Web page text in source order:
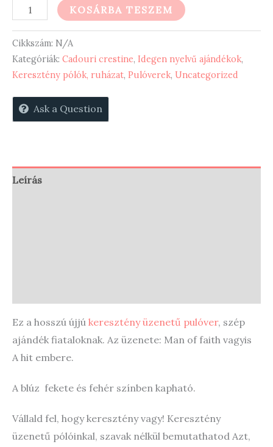
Man
faith
-
kapucnis
pulóver
mennyiség
KOSÁRBA TESZEM
Cikkszám: N/A
Kategóriák: Cadouri crestine, Idegen nyelvű ajándékok,
Keresztény pólók, ruházat, Pulóverek, Uncategorized
Ask a Question
Leírás
Ez a hosszú újjú keresztény üzenetű pulóver, szép
ajándék fiataloknak. Az üzenete: Man of faith vagyis
A hit embere.
A blúz fekete és fehér színben kapható.
Vállald fel, hogy keresztény vagy! Keresztény
üzenetű pólóinkal, szavak nélkül bemutathatod Azt,